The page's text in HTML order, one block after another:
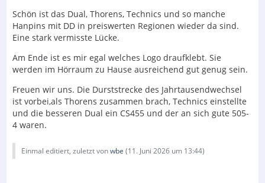
Schön ist das Dual, Thorens, Technics und so manche
Hanpins mit DD in preiswerten Regionen wieder da sind.
Eine stark vermisste Lücke.
Am Ende ist es mir egal welches Logo draufklebt. Sie
werden im Hörraum zu Hause ausreichend gut genug sein.
Freuen wir uns. Die Durststrecke des Jahrtausendwechsel
ist vorbei,als Thorens zusammen brach, Technics einstellte
und die besseren Dual ein CS455 und der an sich gute 505-
4 waren.
Einmal editiert, zuletzt vonwbe (11. Juni 2026 um 13:44)